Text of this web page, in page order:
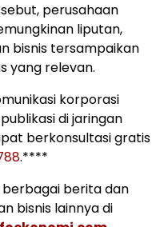
perusahaan
liputan,
bisnis tersampaikan
yang relevan.
korporasi
di jaringan
berkonsultasi gratis
.****
berita dan
bisnis lainnya di